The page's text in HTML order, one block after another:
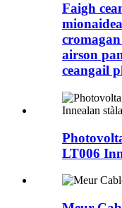
Faigh
airson
ceangail
LT006